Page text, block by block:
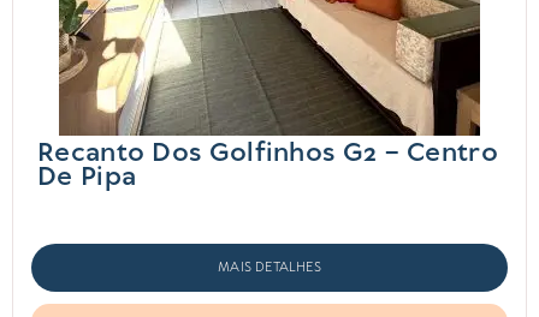
Recanto Dos Golfinhos G2 – Centro
De Pipa
MAIS DETALHES